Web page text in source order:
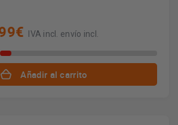
IVA incl. envío incl.
Añadir al carrito